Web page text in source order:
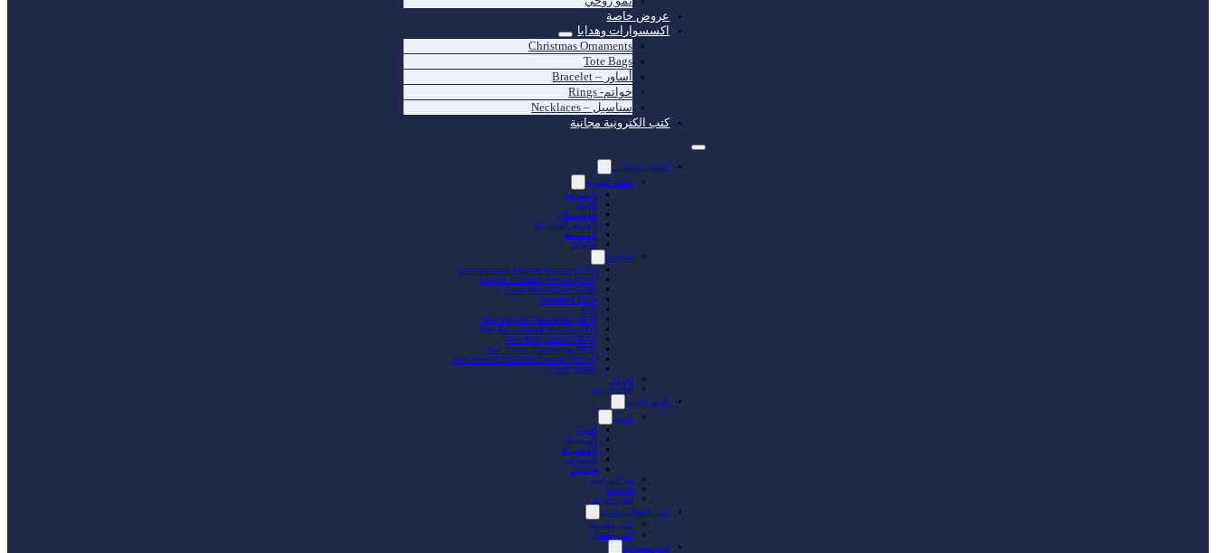
عروض خاصة
اكسسوارات وهدايا
Christmas Ornaments
Tote Bags
أساور – Bracelet
خواتم- Rings
سناسيل – Necklaces
كتب الكترونية مجانية
الكتاب المقدّس
باللغة العربية
اليسوعية
الحياة
الدومينيكان
العربية المشتركة
المبسطة
فاندايك
English
Contemporary English Version (CEV)
English Standard Version (ESV)
Good News Bible (GNB)
Jerusalem Bible
KJV
New English Translation (NET)
New International Version (NIV)
New King James (NKJV)
New Living Translation (NLT)
New Revised Standard Version (NRSV)
Study Bibles
اجزاء
لغات أخرى
العهد الجديد
عربي
الحياة
المبسطة
المشتركة
اليسوعي
فاندايك
مع المزامير
English
لغات أخرى
كتب أطفال وناشئة
كتب مقدسة
كتب أطفال
كتب مسيحية